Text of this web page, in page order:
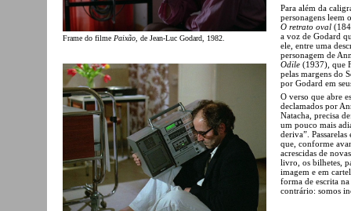
Frame do filme Paixão , de Jean-Luc Godard, 1982.
Para além da
personagens
O retrato oval
a voz de Godard
ele, entre uma
personagem de
Odile (1937), que
pelas margens do
por Godard em
O verso que abre
declamados por
Natacha, precisa
um pouco mais
deriva”.
que, conforme
acrescidas de
livro, os bilhetes,
imagem e em
forma de escrita
contrário: somos